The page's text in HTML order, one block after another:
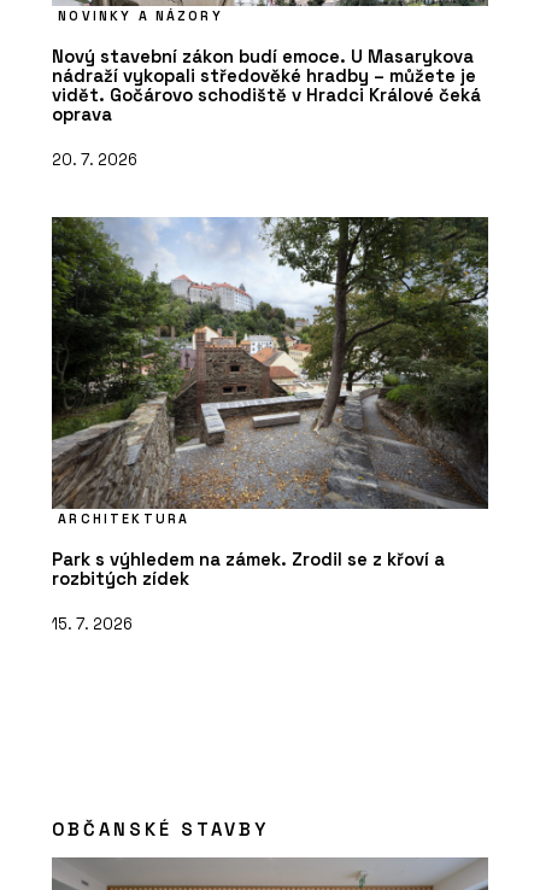
NOVINKY A NÁZORY
Nový stavební zákon budí emoce. U Masarykova
nádraží vykopali středověké hradby – můžete je
vidět. Gočárovo schodiště v Hradci Králové čeká
oprava
20. 7. 2026
ARCHITEKTURA
Park s výhledem na zámek. Zrodil se z křoví a
rozbitých zídek
15. 7. 2026
OBČANSKÉ STAVBY